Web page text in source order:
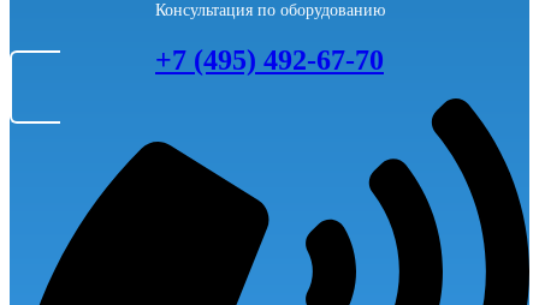
Консультация по оборудованию
+7 (495) 492-67-70